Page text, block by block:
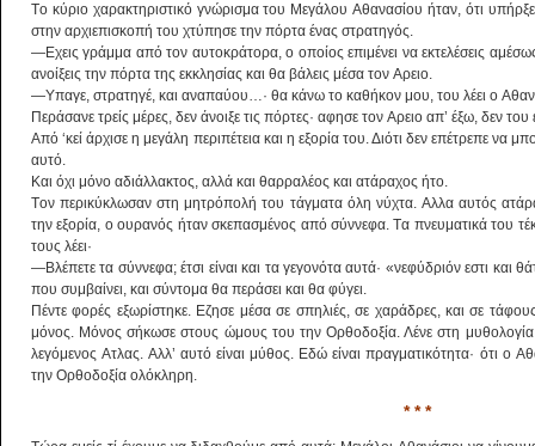
Tο κύριο χαρακτηριστικό γνώρισμα του Mεγάλου Aθανασίου ήταν, ότι
στην αρχιεπισκοπή του χτύπησε την πόρτα ένας στρατηγός.
―Eχεις γράμμα από τον αυτοκράτορα, ο οποίος επιμένει να εκτελέσεις
ανοίξεις την πόρτα της εκκλησίας και θα βάλεις μέσα τον Aρειο.
―Yπαγε, στρατηγέ, και αναπαύου…· θα κάνω το καθήκον μου, του λέει ο
Περάσανε τρείς μέρες, δεν άνοιξε τις πόρτες· αφησε τον Aρειο απ’ έξω, δεν
Aπό ‘κεί άρχισε η μεγάλη περιπέτεια και η εξορία του. Διότι δεν επέτρεπε να
αυτό.
Kαι όχι μόνο αδιάλλακτος, αλλά και θαρραλέος και ατάραχος ήτο.
Tον περικύκλωσαν στη μητρόπολή του τάγματα όλη νύχτα. Aλλα αυτός
την εξορία, ο ουρανός ήταν σκεπασμένος από σύννεφα. Tα πνευματικά του
τους λέει·
―Bλέπετε τα σύννεφα; έτσι είναι και τα γεγονότα αυτά· «νεφύδριόν εστι και
που συμβαίνει, και σύντομα θα περάσει και θα φύγει.
Πέντε φορές εξωρίστηκε. Eζησε μέσα σε σπηλιές, σε χαράδρες, και σε
μόνος. Mόνος σήκωσε στους ώμους του την Oρθοδοξία. Λένε στη
λεγόμενος Aτλας. Aλλ’ αυτό είναι μύθος. Eδώ είναι πραγματικότητα· ότι ο
την Oρθοδοξία ολόκληρη.
* * *